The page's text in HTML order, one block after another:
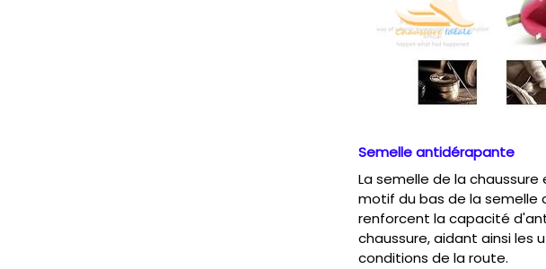
Semelle antidérapante
La semelle de la
motif du bas de la semelle
renforcent la capacité
chaussure, aidant ainsi les
conditions de la route.